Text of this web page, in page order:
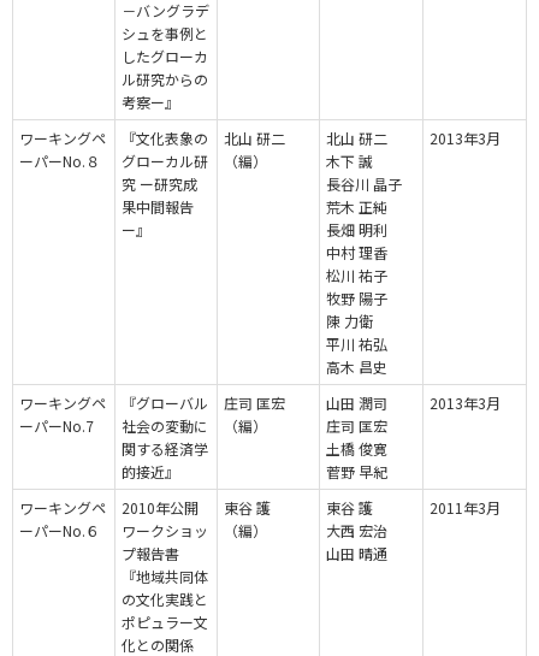
－バングラデ
シュを事例と
したグローカ
ル研究からの
考察ー』
ワーキングペ
ーパーNo.８
『文化表象の
グローカル研
究 ー研究成
果中間報告
ー』
北山 研二
（編）
北山 研二
木下 誠
長谷川 晶子
荒木 正純
長畑 明利
中村 理香
松川 祐子
牧野 陽子
陳 力衛
平川 祐弘
高木 昌史
2013年3月
ワーキングペ
ーパーNo.7
『グローバル
社会の変動に
関する経済学
的接近』
庄司 匡宏
（編）
山田 潤司
庄司 匡宏
土橋 俊寛
菅野 早紀
2013年3月
ワーキングペ
ーパーNo.６
2010年公開
ワークショッ
プ報告書
『地域共同体
の文化実践と
ポピュラー文
化との関係
東谷 護
（編）
東谷 護
大西 宏治
山田 晴通
2011年3月